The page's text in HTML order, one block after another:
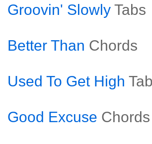
Groovin' Slowly Tabs
Better Than Chords
Used To Get High
Good Excuse Chords